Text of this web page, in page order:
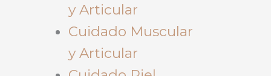
y Articular
Cuidado Muscular
y Articular